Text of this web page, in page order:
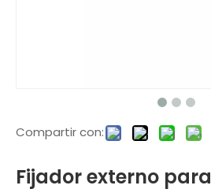
Compartir con:
Fijador externo para